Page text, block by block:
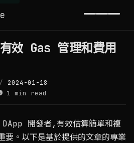
效 Gas 管理和費用
2024-01-18
1 min read
開發者,有效估算簡單和複
要。以下是基於提供的文章的專業